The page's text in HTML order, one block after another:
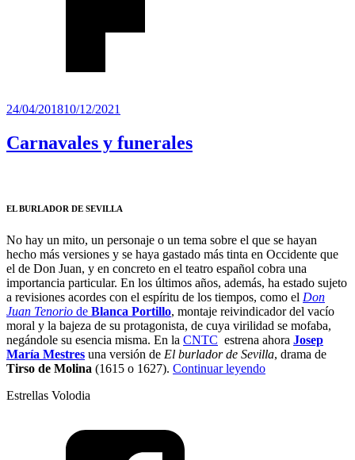
Publicado
24/04/201810/12/2021
Carnavales y funerales
EL BURLADOR DE SEVILLA
No hay un mito, un personaje o un tema sobre el que se hayan
hecho más versiones y se haya gastado más tinta en Occidente que
el de Don Juan, y en concreto en el teatro español cobra una
importancia particular. En los últimos años, además, ha estado sujeto
a revisiones acordes con el espíritu de los tiempos, como el Don
Juan Tenorio de Blanca Portillo, montaje reivindicador del vacío
moral y la bajeza de su protagonista, de cuya virilidad se mofaba,
negándole su esencia misma. En la CNTC estrena ahora Josep
María Mestres una versión de El burlador de Sevilla, drama de
Tirso de Molina (1615 o 1627). Continuar leyendo“Carnavales
Estrellas Volodia